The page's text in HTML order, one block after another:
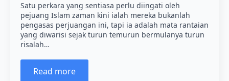
Satu perkara yang sentiasa perlu diingati oleh
pejuang Islam zaman kini ialah mereka bukanlah
pengasas perjuangan ini, tapi ia adalah mata rantaian
yang diwarisi sejak turun temurun bermulanya turun
risalah…
Read more